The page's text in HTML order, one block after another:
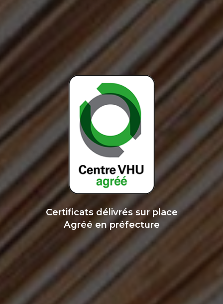
Certificats délivrés sur place
Agréé en préfecture